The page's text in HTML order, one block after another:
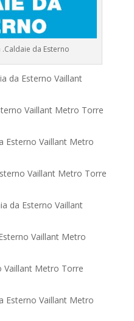
da Esterno
da Esterno Vaillant
Vaillant Metro Torre
Esterno Vaillant Metro
Vaillant Metro Torre
da Esterno Vaillant
Vaillant Metro
Vaillant Metro Torre
Esterno Vaillant Metro